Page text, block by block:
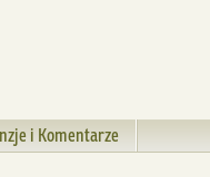
i Komentarze